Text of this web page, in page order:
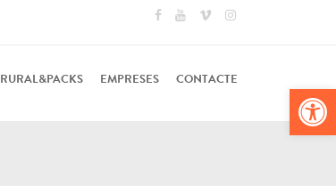
RURAL&PACKS EMPRESES CONTACTE